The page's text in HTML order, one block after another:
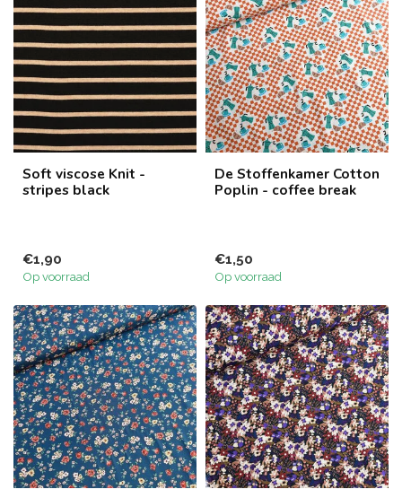
Soft viscose Knit -
stripes black
€1,90
Op voorraad
De Stoffenkamer Cotton
Poplin - coffee break
€1,50
Op voorraad